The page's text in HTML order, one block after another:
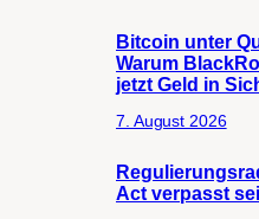
Bitcoin unter
Warum
jetzt Geld in
7. August 2026
Act verpasst